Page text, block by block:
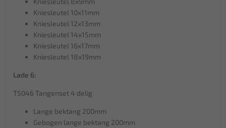
Kniesleutel 10x11mm
Kniesleutel 12x13mm
Kniesleutel 14x15mm
Kniesleutel 16x17mm
Kniesleutel 18x19mm
Lade 6:
T5046 Tangenset 4 delig
Lange bektang 200mm
Gebogen lange bektang 200mm